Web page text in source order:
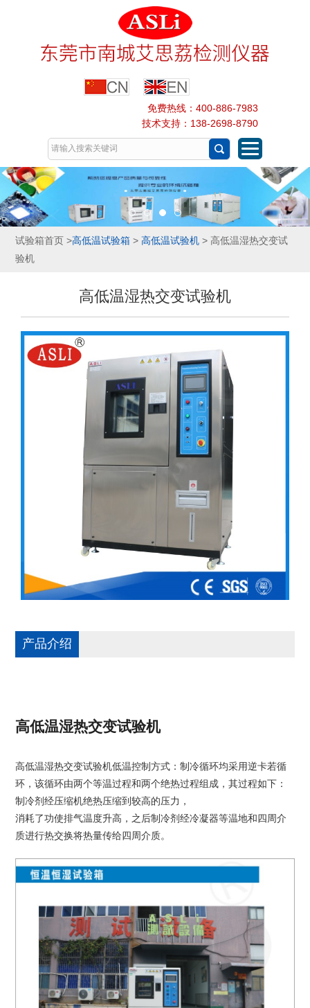
免费热线：400-886-7983
技术支持：138-2698-8790
试验箱首页>高低温试验箱> 高低温试验机> 高低温湿热交变试
验机
高低温湿热交变试验机
产品介绍
高低温湿热交变试验机
高低温湿热交变试验机低温控制方式：制冷循环均采用逆卡若循
环，该循环由两个等温过程和两个绝热过程组成，其过程如下：
制冷剂经压缩机绝热压缩到较高的压力，
消耗了功使排气温度升高，之后制冷剂经冷凝器等温地和四周介
质进行热交换将热量传给四周介质。